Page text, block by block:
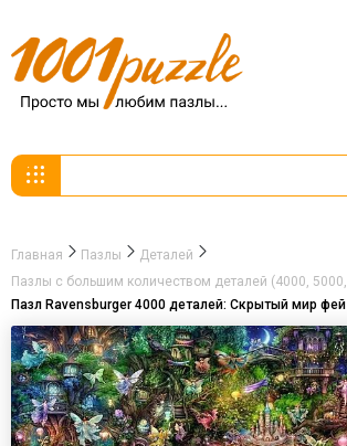
Главная Пазлы
Деталей
Пазлы с большим количеством деталей (4000,
Пазл Ravensburger 4000 деталей: Скрытый мир